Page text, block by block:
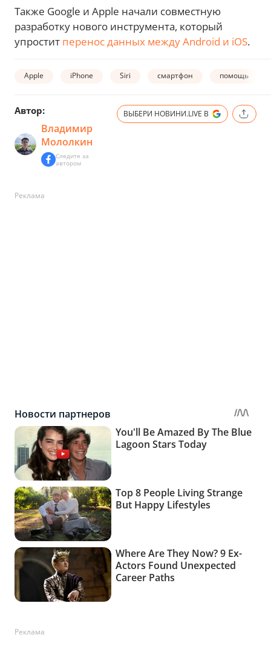
Также Google и Apple начали совместную
разработку нового инструмента, который
упростит перенос данных между Android и iOS.
Apple iPhone Siri смартфон помощь
Автор:
Владимир
Мололкин
Следите за
автором
ВЫБЕРИ НОВИНИ.LIVE В
Реклама
Реклама